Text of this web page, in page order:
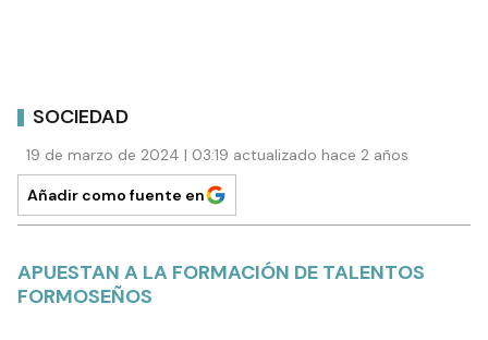
SOCIEDAD
19 de marzo de 2024 | 03:19 actualizado hace 2 años
Añadir como fuente en
APUESTAN A LA FORMACIÓN DE TALENTOS
FORMOSEÑOS